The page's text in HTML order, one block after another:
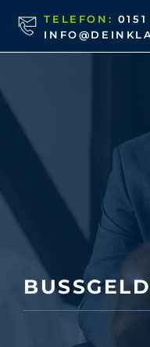
Inhalt
springen
TELEFON:
BUSSGELD